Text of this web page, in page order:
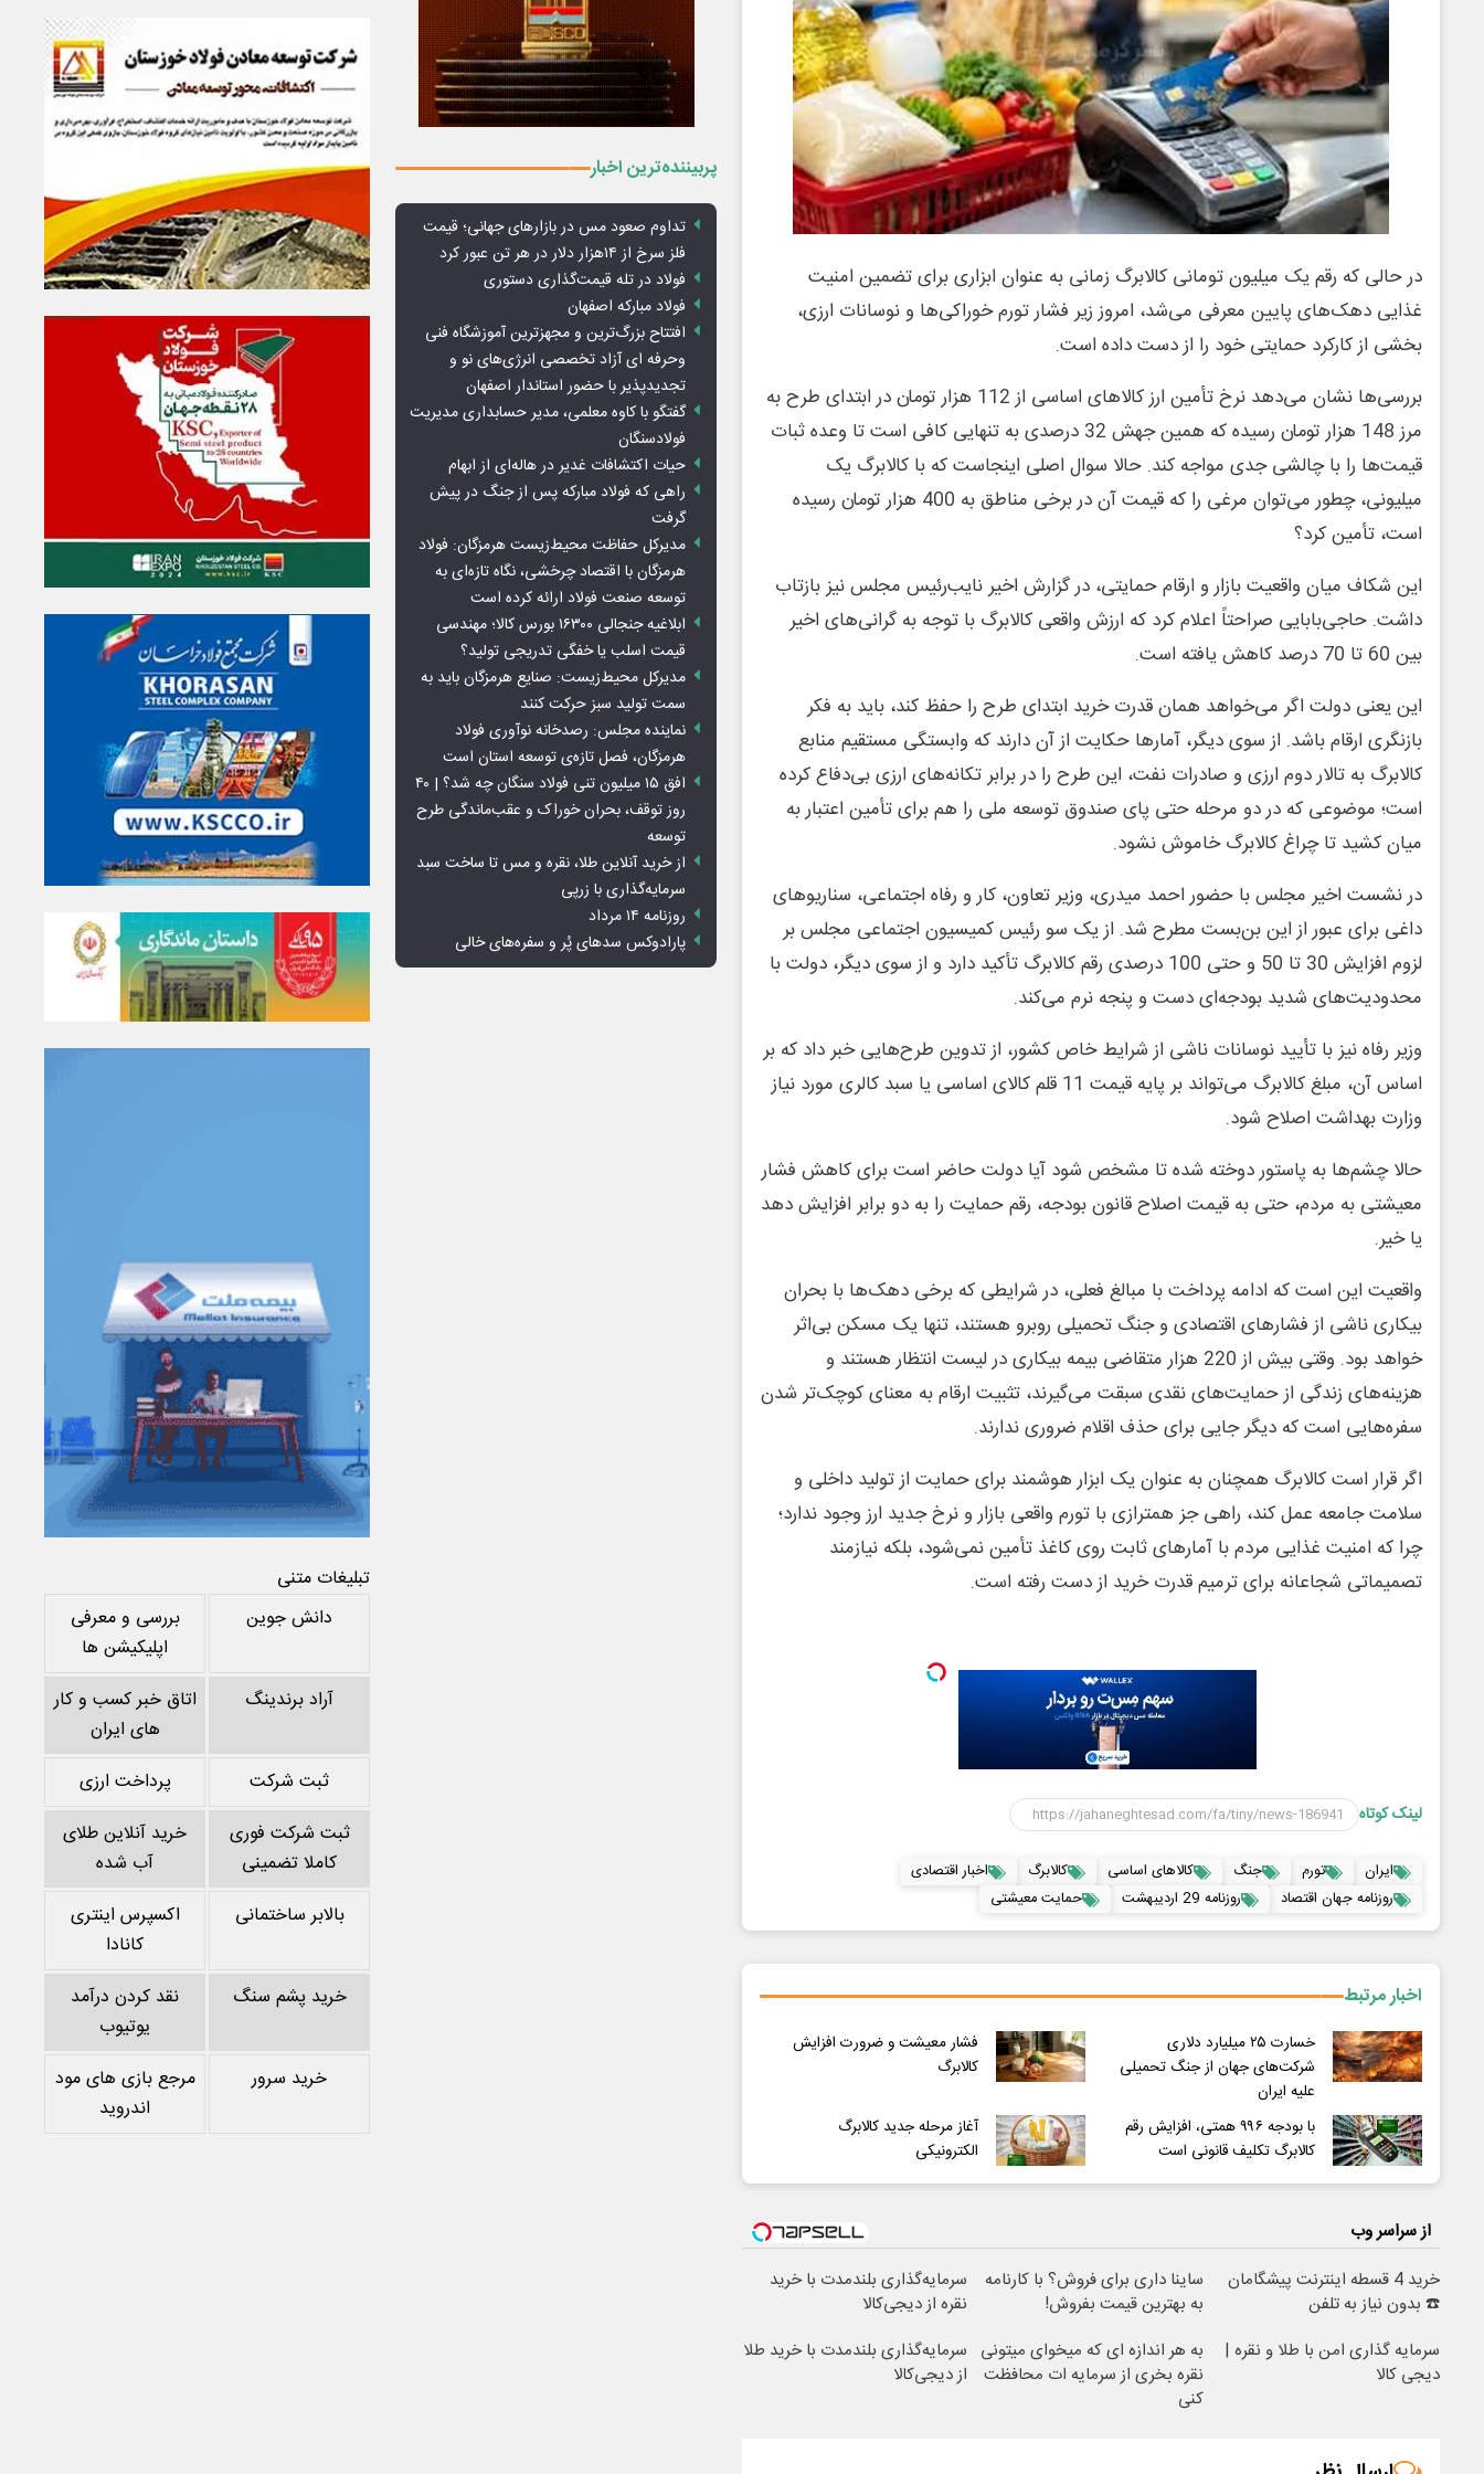
در حالی که رقم یک میلیون تومانی کالابرگ زمانی به عنوان ابزاری برای تضمین امنیت
غذایی دهک‌های پایین معرفی می‌شد، امروز زیر فشار تورم خوراکی‌ها و نوسانات ارزی،
بخشی از کارکرد حمایتی خود را از دست داده است.
بررسی‌ها نشان می‌دهد نرخ تأمین ارز کالاهای اساسی از 112 هزار تومان در ابتدای طرح به
مرز 148 هزار تومان رسیده که همین جهش 32 درصدی به تنهایی کافی است تا وعده ثبات
قیمت‌ها را با چالشی جدی مواجه کند. حالا سوال اصلی اینجاست که با کالابرگ یک
میلیونی، چطور می‌توان مرغی را که قیمت آن در برخی مناطق به 400 هزار تومان رسیده
است، تأمین کرد؟
این شکاف میان واقعیت بازار و ارقام حمایتی، در گزارش اخیر نایب‌رئیس مجلس نیز بازتاب
داشت. حاجی‌بابایی صراحتاً اعلام کرد که ارزش واقعی کالابرگ با توجه به گرانی‌های اخیر
بین 60 تا 70 درصد کاهش یافته است.
این یعنی دولت اگر می‌خواهد همان قدرت خرید ابتدای طرح را حفظ کند، باید به فکر
بازنگری ارقام باشد. از سوی دیگر، آمارها حکایت از آن دارند که وابستگی مستقیم منابع
کالابرگ به تالار دوم ارزی و صادرات نفت، این طرح را در برابر تکانه‌های ارزی بی‌دفاع کرده
است؛ موضوعی که در دو مرحله حتی پای صندوق توسعه ملی را هم برای تأمین اعتبار به
میان کشید تا چراغ کالابرگ خاموش نشود.
در نشست اخیر مجلس با حضور احمد میدری، وزیر تعاون، کار و رفاه اجتماعی، سناریوهای
داغی برای عبور از این بن‌بست مطرح شد. از یک سو رئیس کمیسیون اجتماعی مجلس بر
لزوم افزایش 30 تا 50 و حتی 100 درصدی رقم کالابرگ تأکید دارد و از سوی دیگر، دولت با
محدودیت‌های شدید بودجه‌ای دست‌ و‌ پنجه نرم می‌کند.
وزیر رفاه نیز با تأیید نوسانات ناشی از شرایط خاص کشور، از تدوین طرح‌هایی خبر داد که بر
اساس آن، مبلغ کالابرگ می‌تواند بر پایه قیمت 11 قلم کالای اساسی یا سبد کالری مورد نیاز
وزارت بهداشت اصلاح شود.
حالا چشم‌ها به پاستور دوخته شده تا مشخص شود آیا دولت حاضر است برای کاهش فشار
معیشتی به مردم، حتی به قیمت اصلاح قانون بودجه، رقم حمایت را به دو برابر افزایش دهد
یا خیر.
واقعیت این است که ادامه پرداخت با مبالغ فعلی، در شرایطی که برخی دهک‌ها با بحران
بیکاری ناشی از فشارهای اقتصادی و جنگ تحمیلی روبرو هستند، تنها یک مسکن بی‌اثر
خواهد بود. وقتی بیش از 220 هزار متقاضی بیمه بیکاری در لیست انتظار هستند و
هزینه‌های زندگی از حمایت‌های نقدی سبقت می‌گیرند، تثبیت ارقام به معنای کوچک‌تر شدن
سفره‌هایی است که دیگر جایی برای حذف اقلام ضروری ندارند.
اگر قرار است کالابرگ همچنان به عنوان یک ابزار هوشمند برای حمایت از تولید داخلی و
سلامت جامعه عمل کند، راهی جز همترازی با تورم واقعی بازار و نرخ جدید ارز وجود ندارد؛
چرا که امنیت غذایی مردم با آمارهای ثابت روی کاغذ تأمین نمی‌شود، بلکه نیازمند
تصمیماتی شجاعانه برای ترمیم قدرت خرید از دست رفته است.
لینک کوتاه
ایران تورم جنگ کالاهای اساسی کالابرگ
اخبار اقتصادی
روزنامه جهان اقتصاد
روزنامه 29 اردیبهشت حمایت معیشتی
اخبار مرتبط
خسارت ۲۵ میلیارد دلاری
شرکت‌های جهان از جنگ تحمیلی
علیه ایران
فشار معیشت و ضرورت افزایش
کالابرگ
با بودجه ۹۹۶ همتی، افزایش رقم
کالابرگ تکلیف قانونی است
آغاز مرحله جدید کالابرگ
الکترونیکی
از سراسر وب
خرید 4 قسطه اینترنت پیشگامان
☎️ بدون نیاز به تلفن
ساینا داری برای فروش؟ با کارنامه
به بهترین قیمت بفروش!
سرمایه‌گذاری بلندمدت با خرید
نقره از دیجی‌کالا
سرمایه گذاری امن با طلا و نقره |
دیجی کالا
به هر اندازه ای که میخوای میتونی
نقره بخری از سرمایه ات محافظت
کنی
سرمایه‌گذاری بلندمدت با خرید طلا
از دیجی‌کالا
پربیننده‌ترین اخبار
تداوم صعود مس در بازارهای جهانی؛ قیمت
فلز سرخ از ۱۴هزار دلار در هر تن عبور کرد
فولاد در تله قیمت‌گذاری دستوری
فولاد مبارکه اصفهان
افتتاح بزرگ‌ترین و مجهزترین آموزشگاه فنی
وحرفه ای آزاد تخصصی انرژی‌های نو و
تجدیدپذیر با حضور استاندار اصفهان
گفتگو با کاوه معلمی، مدیر حسابداری مدیریت
فولادسنگان
حیات اکتشافات غدیر در هاله‌ای از ابهام
راهی که فولاد مبارکه پس از جنگ در پیش
گرفت
مدیرکل حفاظت محیط‌زیست هرمزگان: فولاد
هرمزگان با اقتصاد چرخشی، نگاه تازه‌ای به
توسعه صنعت فولاد ارائه کرده است
ابلاغیه جنجالی ۱۶۳۰۰ بورس کالا؛ مهندسی
قیمت اسلب یا خفگی تدریجی تولید؟
مدیرکل محیط‌زیست: صنایع هرمزگان باید به
سمت تولید سبز حرکت کنند
نماینده مجلس: رصدخانه نوآوری فولاد
هرمزگان، فصل تازه‌ی توسعه استان است
افق ۱۵ میلیون تنی فولاد سنگان چه شد؟ | ۴۰
روز توقف، بحران خوراک و عقب‌ماندگی طرح
توسعه
از خرید آنلاین طلا، نقره و مس تا ساخت سبد
سرمایه‌گذاری با زرپی
روزنامه ۱۴ مرداد
پارادوکس سدهای پُر و سفره‌های خالی
تبلیغات متنی
دانش جوین
بررسی و معرفی
اپلیکیشن ها
آراد برندینگ
اتاق خبر کسب و کار
های ایران
ثبت شرکت
پرداخت ارزی
ثبت شرکت فوری
کاملا تضمینی
خرید آنلاین طلای
آب شده
بالابر ساختمانی
اکسپرس اینتری
کانادا
خرید پشم سنگ
نقد کردن درآمد
یوتیوب
خرید سرور
مرجع بازی های مود
اندروید